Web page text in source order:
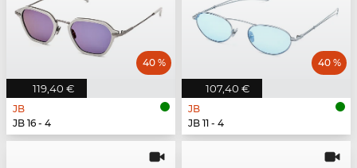
119,40 €
40 %
JB
JB 16 - 4
107,40 €
40 %
JB
JB 11 - 4